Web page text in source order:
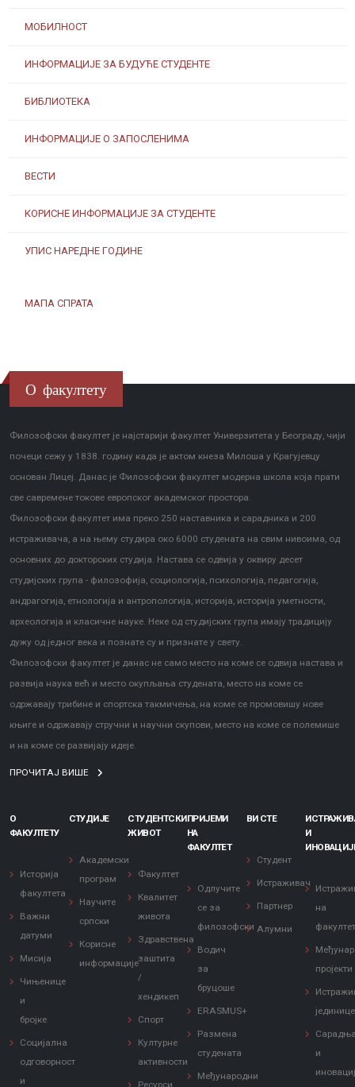
МОБИЛНОСТ
ИНФОРМАЦИЈЕ ЗА БУДУЋЕ СТУДЕНТЕ
БИБЛИОТЕКА
ИНФОРМАЦИЈЕ О ЗАПОСЛЕНИМА
ВЕСТИ
КОРИСНЕ ИНФОРМАЦИЈЕ ЗА СТУДЕНТЕ
УПИС НАРЕДНЕ ГОДИНЕ
МАПА СПРАТА
О факултету
Филозофски факултет је најстарији факултет Универзитета у Београду, чији
почеци сежу у 1838. годину када је актом кнеза Милоша у Крагујевцу
основан Лицеј. Данас је Филозофски факултет модерна школа која прати
све савремене токове европског академског простора.
Филозофски факултет има преко 250 наставника и сарадника и 200
истраживача, а на њему студира око 6000 студената на свим нивоима, од
основних до докторских студија. Настава се одвија у оквиру десет
студијских група - филозофија, социологија, психологија, педагогија,
андрагогија, етнологија и антропологија, историја, историја уметности,
археологија и класичне науке. Неке од студијских група имају традицију
дужу од једног века и познате су и признате у свету.
Филозофски факултет је данас не само место на коме се одвија настава и
развија наука већ и место окупљања студената, место на коме се
одржавају трибине и спортска такмичења, на коме се промовишу нове
књиге и одржавају стручни и научни скупови, место на коме се полемише
и на коме се развијају идеје.
ПРОЧИТАЈ ВИШЕ
О
ФАКУЛТЕТУ
Историја
факултета
Важни
датуми
Мисија
Чињенице
и
бројке
Социјална
одговорност
и
СТУДИЈЕ
Академски
програм
Научите
српски
Корисне
информације
СТУДЕНТСКИ
ЖИВОТ
Факултет
Квалитет
живота
Здравствена
заштита
/
хендикеп
Спорт
Културне
активности
Ресурси
ПРИЈЕМИ
НА
ФАКУЛТЕТ
Одлучите
се за
филозофски
Водич
за
бруцоше
ERASMUS+
Размена
студената
Међународни
ВИ СТЕ
Студент
Истраживач
Партнер
Алумни
И
на
пројекти
јединице
и